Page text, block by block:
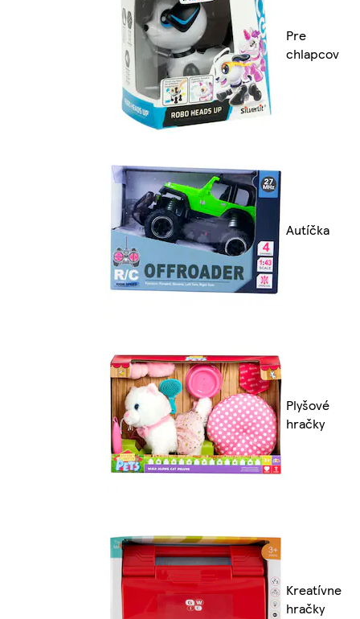
Pre
chlapcov
Autíčka
Plyšové
hračky
Kreatívne
hračky